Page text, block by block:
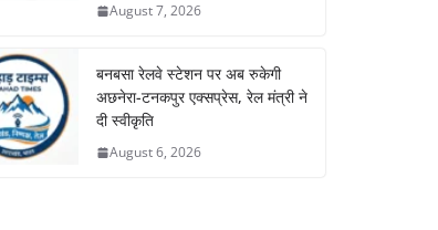
August 7, 2026
बनबसा रेलवे स्टेशन पर अब रुकेगी
अछनेरा-टनकपुर एक्सप्रेस, रेल मंत्री ने
दी स्वीकृति
August 6, 2026